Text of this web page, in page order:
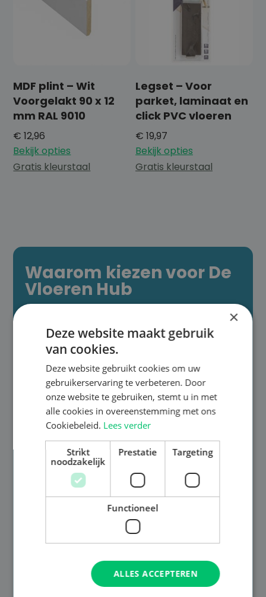
MDF plint – Wit
Voorgelakt 90 x 12
mm RAL 9010
€ 12,96
Bekijk opties
Gratis kleurstaal
Legset – Voor
parket, laminaat en
click PVC vloeren
€ 19,97
Bekijk opties
Gratis kleurstaal
Waarom kiezen voor De
Vloeren Hub
×
Deze website maakt gebruik
van cookies.
Deze website gebruikt cookies om uw
gebruikerservaring te verbeteren. Door
onze website te gebruiken, stemt u in met
alle cookies in overeenstemming met ons
Cookiebeleid. Lees verder
Strikt
noodzakelijk
Prestatie Targeting
Functioneel
ALLES ACCEPTEREN